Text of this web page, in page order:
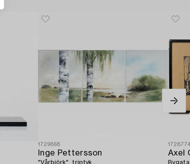
1729868
Inge Pettersson
"Vårbjörk", triptyk.
Axel